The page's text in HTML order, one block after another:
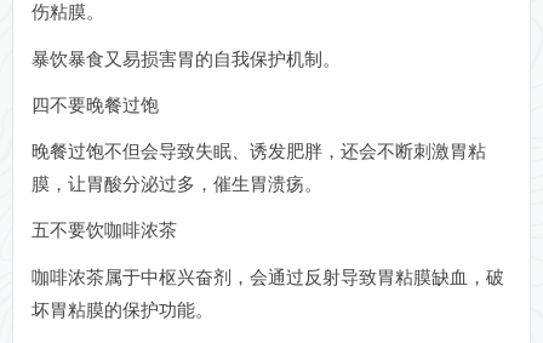
伤粘膜。
暴饮暴食又易损害胃的自我保护机制。
四不要晚餐过饱
晚餐过饱不但会导致失眠、诱发肥胖，还会不断刺激胃粘
膜，让胃酸分泌过多，催生胃溃疡。
五不要饮咖啡浓茶
咖啡浓茶属于中枢兴奋剂，会通过反射导致胃粘膜缺血，破
坏胃粘膜的保护功能。